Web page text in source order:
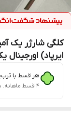
ایرپاد) اورجینال
هر قسط با
۴ قسط ماهانه. بدون سود، چک و ضامن.